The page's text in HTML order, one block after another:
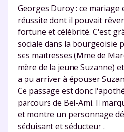
Georges Duroy : ce mariage
réussite dont il pouvait
fortune et célébrité. C'est
sociale dans la bourgeoisie
ses maîtresses (Mme de
mère de la jeune Suzanne)
a pu arriver à épouser
Ce passage est donc
parcours de Bel-Ami. Il
et montre un personnage
séduisant et séducteur .